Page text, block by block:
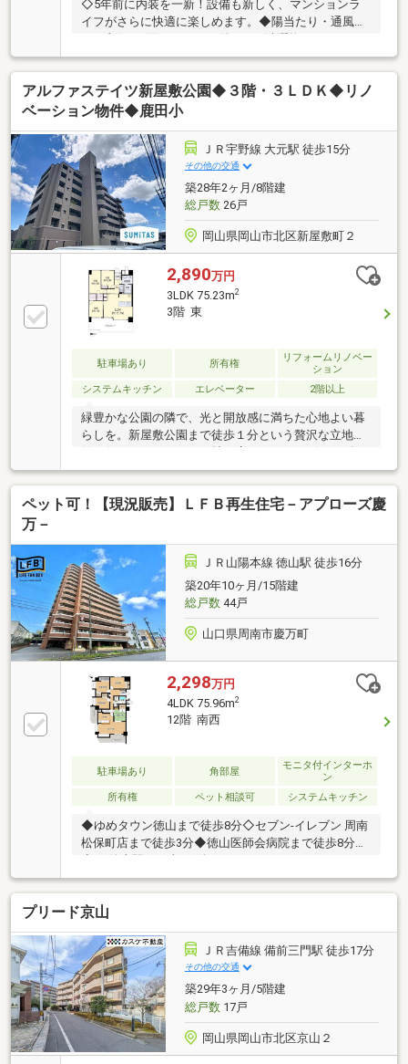
◇5年前に内装を一新！設備も新しく、マンションラ
イフがさらに快適に楽しめます。◆陽当たり・通風と
干せて毎日快適です。◇食器棚が備え付けられた便利
なキッチン！新しく家具を買い足す必要がなく経済的
です。◆家族の会話が弾む対面式カウンターキッチ
ン！リビングを見渡しながらお料理を楽しめます。
アルファステイツ新屋敷公園◆３階・３ＬＤＫ◆リノ
ベーション物件◆鹿田小
ＪＲ宇野線 大元駅 徒歩15分
その他の交通
築28年2ヶ月/8階建
総戸数26戸
岡山県岡山市北区新屋敷町２
2,890万円
3LDK 75.23m2
3階 東
駐車場あり 所有権
リフォームリノベー
ション
システムキッチン
エレベーター 2階以上
緑豊かな公園の隣で、光と開放感に満ちた心地よい暮
らしを。新屋敷公園まで徒歩１分という贅沢な立地に
ニングキッチンにはフラット対面キッチンを採用し、
家族の笑顔を見慢りながら料理を楽しめます。ペンダ
ントライトの優しい光が食卓を彩り、暮らしに温かさ
ゼットなど収納も充実しています。周辺環境も整った
この場所で、新しい物語を始めてみませんか。ぜひ現
地で実際の開放感と心地よさをご見学ください。
ペット可！【現況販売】ＬＦＢ再生住宅－アプローズ慶
万－
ＪＲ山陽本線 徳山駅 徒歩16分
築20年10ヶ月/15階建
総戸数44戸
山口県周南市慶万町
2,298万円
4LDK 75.96m2
12階 南西
駐車場あり 角部屋
モニタ付インターホ
ン
所有権
ペット相談可 システムキッチン
◆ゆめタウン徳山まで徒歩8分◇セブン-イレブン 周南
松保町店まで徒歩3分◆徳山医師会病院まで徒歩8分
プリード京山
ＪＲ吉備線 備前三門駅 徒歩17分
その他の交通
築29年3ヶ月/5階建
総戸数17戸
岡山県岡山市北区京山２